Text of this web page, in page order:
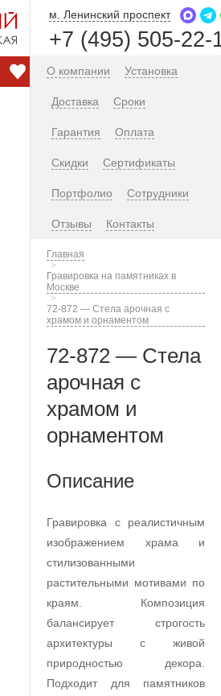
м. Ленинский проспект
+7 (495) 505-22-
О компании Установка
Доставка Сроки
Гарантия Оплата
Скидки Сертификаты
Портфолио Сотрудники
Отзывы Контакты
Главная
Гравировка на памятниках в
Москве
72-872 — Стела арочная с
храмом и орнаментом
72-872 — Стела
арочная с
храмом и
орнаментом
Описание
Гравировка с реалистичным
изображением храма и
стилизованными
растительными мотивами по
краям. Композиция
балансирует строгость
архитектуры с живой
природностью декора.
Подходит для памятников